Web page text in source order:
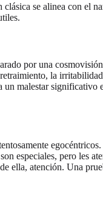
se alinea con el
por una
la
malestar significativo
especiales, pero les
ella, atención. Una